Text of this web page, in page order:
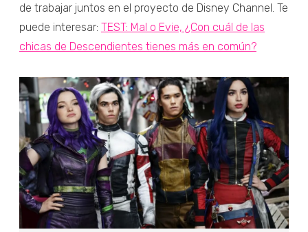
de trabajar juntos en el proyecto de Disney Channel. Te
puede interesar: TEST: Mal o Evie, ¿Con cuál de las
chicas de Descendientes tienes más en común?